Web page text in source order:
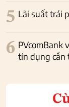
5 Lãi suất trái
6 PVcomBank
tín dụng cần